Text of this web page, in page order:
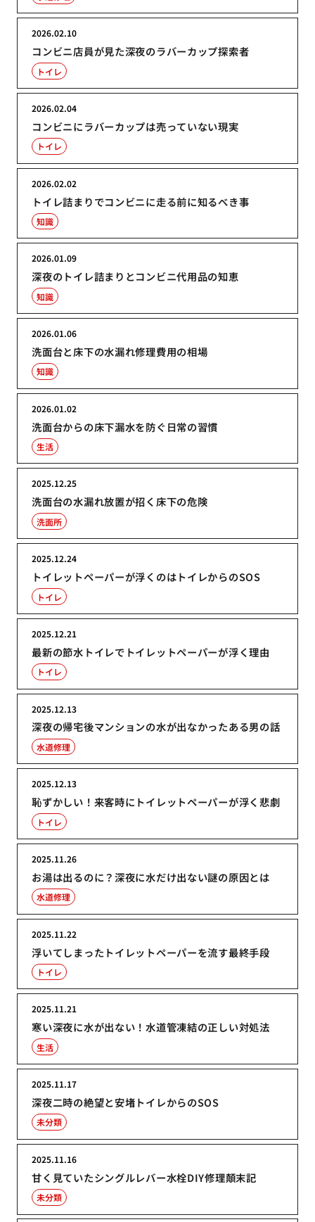
コンビニ店員が見た深夜のラバーカップ探索者
2026.02.10
トイレ
コンビニにラバーカップは売っていない現実
2026.02.04
トイレ
トイレ詰まりでコンビニに走る前に知るべき事
2026.02.02
知識
深夜のトイレ詰まりとコンビニ代用品の知恵
2026.01.09
知識
洗面台と床下の水漏れ修理費用の相場
2026.01.06
知識
洗面台からの床下漏水を防ぐ日常の習慣
2026.01.02
生活
洗面台の水漏れ放置が招く床下の危険
2025.12.25
洗面所
トイレットペーパーが浮くのはトイレからのSOS
2025.12.24
トイレ
最新の節水トイレでトイレットペーパーが浮く理由
2025.12.21
トイレ
深夜の帰宅後マンションの水が出なかったある男の話
2025.12.13
水道修理
恥ずかしい！来客時にトイレットペーパーが浮く悲劇
2025.12.13
トイレ
お湯は出るのに？深夜に水だけ出ない謎の原因とは
2025.11.26
水道修理
浮いてしまったトイレットペーパーを流す最終手段
2025.11.22
トイレ
寒い深夜に水が出ない！水道管凍結の正しい対処法
2025.11.21
生活
深夜二時の絶望と安堵トイレからのSOS
2025.11.17
未分類
甘く見ていたシングルレバー水栓DIY修理顛末記
2025.11.16
未分類